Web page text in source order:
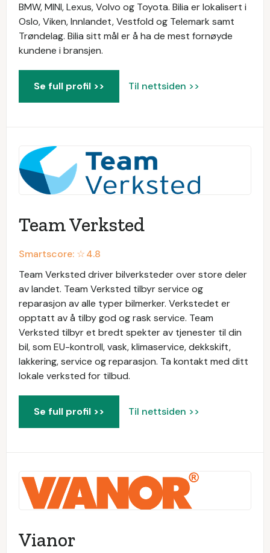
BMW, MINI, Lexus, Volvo og Toyota. Bilia er lokalisert i
Oslo, Viken, Innlandet, Vestfold og Telemark samt
Trøndelag. Bilia sitt mål er å ha de mest fornøyde
kundene i bransjen.
Se full profil >> Til nettsiden >>
Team Verksted
Smartscore: ☆4.8
Team Verksted driver bilverksteder over store deler
av landet. Team Verksted tilbyr service og
reparasjon av alle typer bilmerker. Verkstedet er
opptatt av å tilby god og rask service. Team
Verksted tilbyr et bredt spekter av tjenester til din
bil, som EU-kontroll, vask, klimaservice, dekkskift,
lakkering, service og reparasjon. Ta kontakt med ditt
lokale verksted for tilbud.
Se full profil >> Til nettsiden >>
Vianor